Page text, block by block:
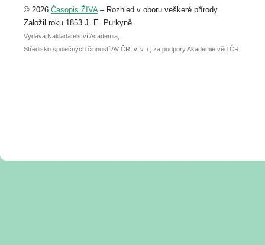
abstraktu přihlášené přednášky nebo
posteru je už 30. června.
© 2026 Časopis ŽIVA– Rozhled v oboru veškeré přírody.
Založil roku 1853 J. E. Purkyně.
Vydává Nakladatelství Academia,
Středisko společných činností AV ČR, v. v. i., za podpory Akademie věd ČR.